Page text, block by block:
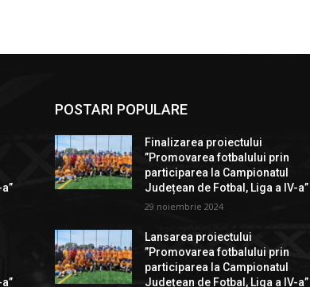
POSTARI POPULARE
Finalizarea proiectului
”Promovarea fotbalului prin
participarea la Campionatul
Județean de Fotbal, Liga a IV-a”
29 noiembrie 2024
Lansarea proiectului
”Promovarea fotbalului prin
participarea la Campionatul
Județean de Fotbal, Liga a IV-a”